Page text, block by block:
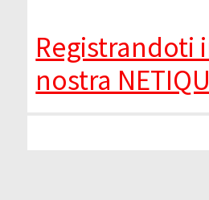
Registrandoti
nostra